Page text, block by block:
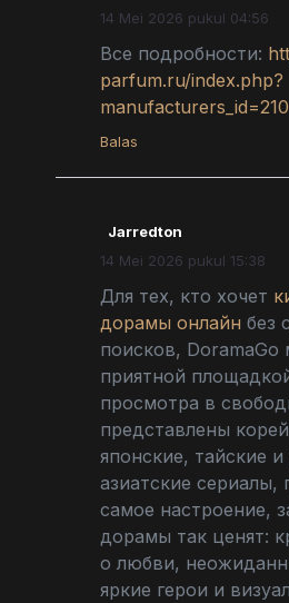
14 Mei 2026 pukul 04:56
Все подробности:
parfum.ru/index.php?
manufacturers_id=210
Balas
Jarredton
14 Mei 2026 pukul 15:38
Для тех, кто хочет
дорамы онлайн без
поисков, DoramaGo
приятной
просмотра в
представлены
японские, тайские и
азиатские сериалы,
самое настроение,
дорамы так ценят:
о любви,
яркие герои и